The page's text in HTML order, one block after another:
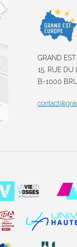
GRAND
15, RUE DU
B-1000